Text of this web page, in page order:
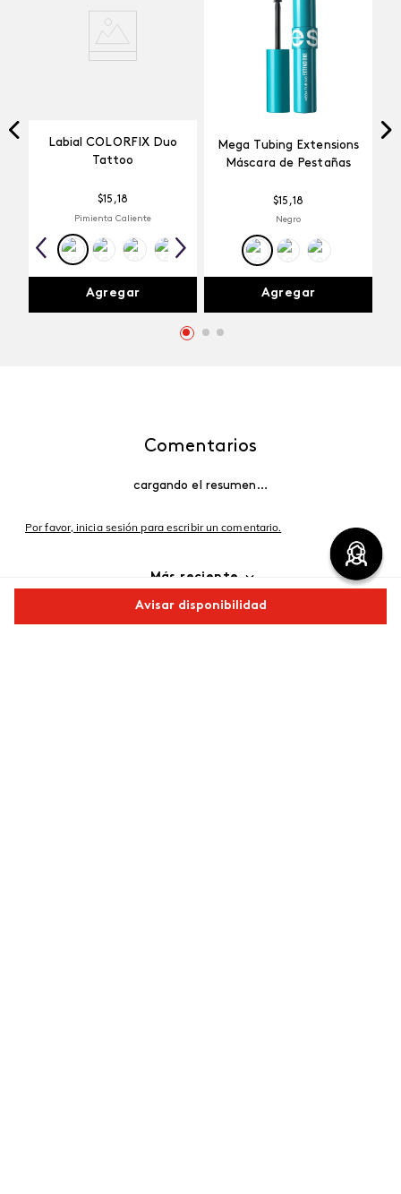
Avisar disponibilidad
Labial COLORFIX Duo
Tattoo
$15 ,18
Pimienta Caliente
Agregar
Mega Tubing Extensions
Máscara de Pestañas
$15 ,18
Negro
Agregar
Comentarios
cargando el resumen…
Por favor, inicia sesión para escribir un comentario.
Más reciente
Cargando comentarios…